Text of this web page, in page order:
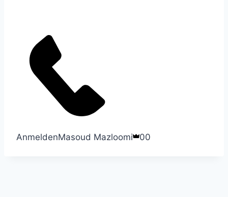
AnmeldenMasoud Mazloomi 00